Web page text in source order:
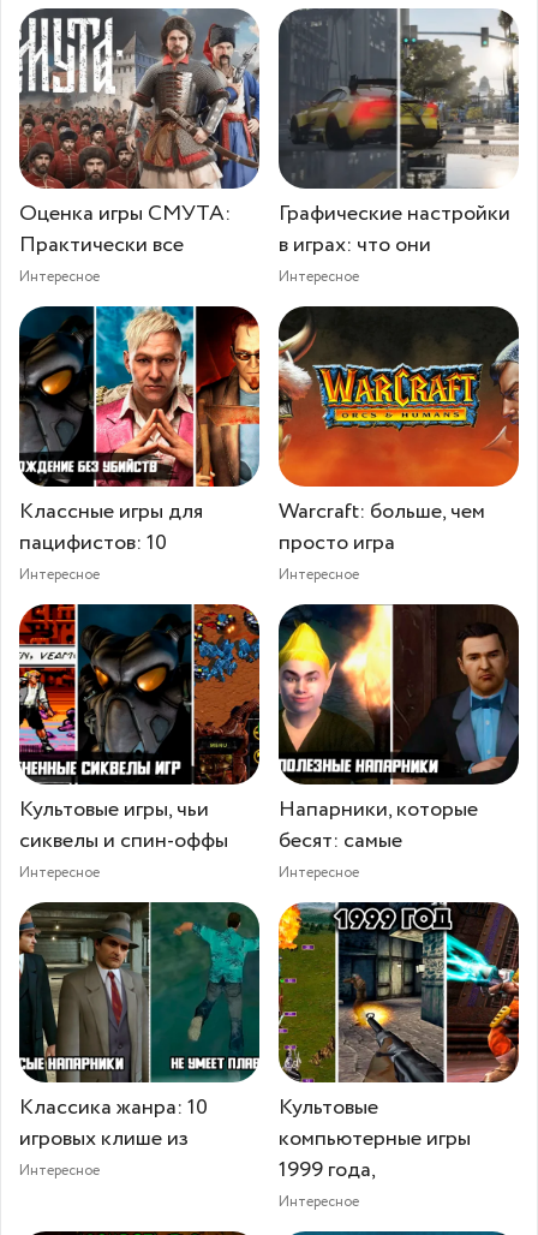
Оценка игры СМУТА:
Практически все
Интересное
Графические настройки
в играх: что они
Интересное
Классные игры для
пацифистов: 10
Интересное
Warcraft: больше, чем
просто игра
Интересное
Культовые игры, чьи
сиквелы и спин-оффы
Интересное
Напарники, которые
бесят: самые
Интересное
Классика жанра: 10
игровых клише из
Интересное
Культовые
компьютерные игры
1999 года,
Интересное